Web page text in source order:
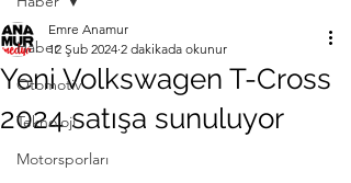
Haber
Otomotiv
Teknoloji
Motorsporları
Yeni Volkswagen T-Cross
2024 satışa sunuluyor
Emre Anamur
12 Şub 2024 2 dakikada okunur